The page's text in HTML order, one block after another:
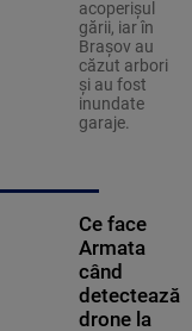
acoperişul
gării, iar în
Braşov au
căzut arbori
şi au fost
inundate
garaje.
Ce face
Armata
când
detectează
drone la